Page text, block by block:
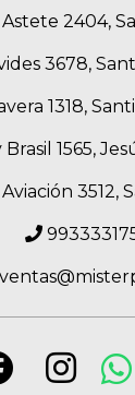
2404,
3678,
1318,
1565,
3512,